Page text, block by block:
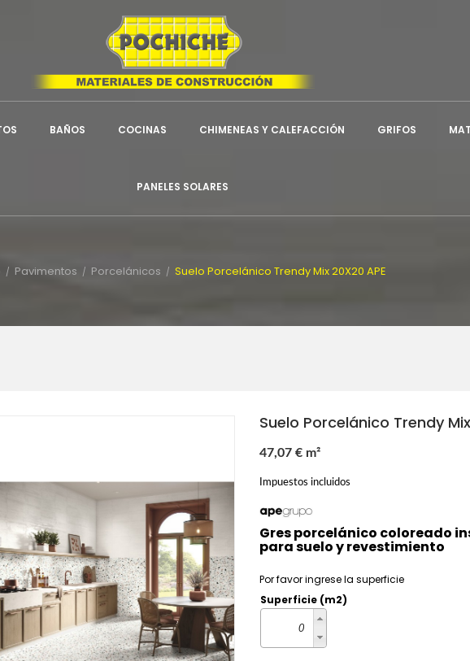
a la lista de deseos
iniciar sesión para guardar productos en su lista de deseos.
BAÑOS COCINAS CHIMENEAS Y CALEFACCIÓN GRIFOS
PANELES SOLARES
Pavimentos Porcelánicos Suelo Porcelánico Trendy Mix 20X20 APE
Suelo Porcelánico Trendy
47,07 € m²
Impuestos incluidos
Gres porcelánico coloreado
para suelo y revestimiento
Por favor ingrese la superficie
Superficie (m2)